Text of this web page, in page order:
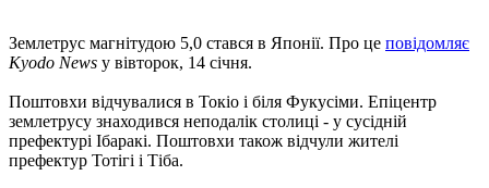
Землетрус магнітудою 5,0 стався в Японії. Про це повідомляє
Kyodo News у вівторок, 14 січня.
Поштовхи відчувалися в Токіо і біля Фукусіми. Епіцентр
землетрусу знаходився неподалік столиці - у сусідній
префектурі Ібаракі. Поштовхи також відчули жителі
префектур Тотігі і Тіба.